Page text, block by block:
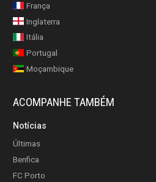
França
Inglaterra
Itália
Portugal
Moçambique
ACOMPANHE TAMBÉM
Notícias
Últimas
Benfica
FC Porto